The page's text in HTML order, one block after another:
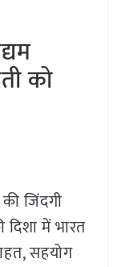
को
जिंदगी
में भारत
सहयोग